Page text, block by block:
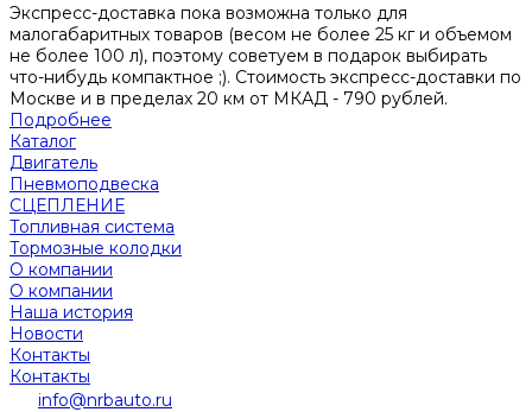
Экспресс-доставка пока возможна только для
малогабаритных товаров (весом не более 25 кг и объемом
не более 100 л), поэтому советуем в подарок выбирать
что-нибудь компактное ;). Стоимость экспресс-доставки по
Москве и в пределах 20 км от МКАД - 790 рублей.
Подробнее
Каталог
Двигатель
Пневмоподвеска
СЦЕПЛЕНИЕ
Топливная система
Тормозные колодки
О компании
О компании
Наша история
Новости
Контакты
Контакты
info@nrbauto.ru